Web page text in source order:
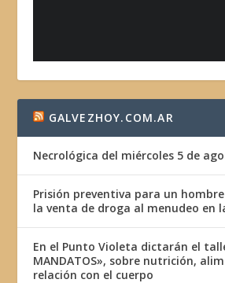
GALVEZHOY.COM.AR
Necrológica del miércoles 5 de
Prisión preventiva para un
la venta de droga al menudeo en
En el Punto Violeta dictarán el
MANDATOS», sobre nutrición,
relación con el cuerpo